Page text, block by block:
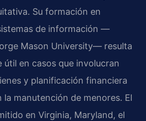
Su formación en
de información —
Mason University— resulta
en casos que involucran
y planificación financiera
la manutención de menores. El
en Virginia, Maryland, el